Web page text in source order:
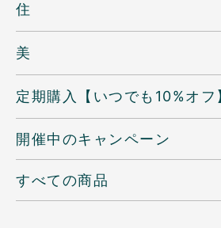
住
美
定期購入【いつでも10%オフ
開催中のキャンペーン
すべての商品